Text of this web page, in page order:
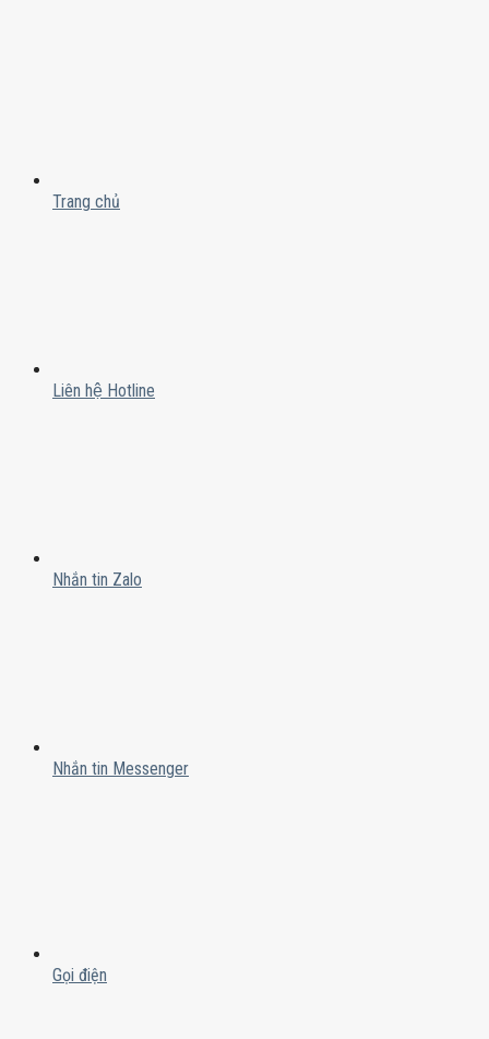
Trang chủ
Liên hệ Hotline
Nhắn tin Zalo
Nhắn tin Messenger
Gọi điện